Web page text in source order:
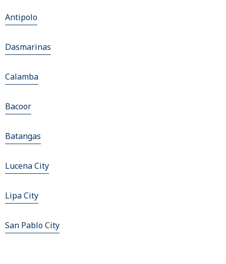
Antipolo
Dasmarinas
Calamba
Bacoor
Batangas
Lucena City
Lipa City
San Pablo City